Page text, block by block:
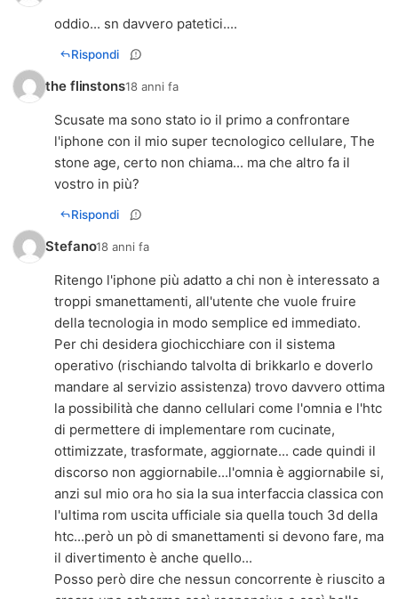
oddio... sn davvero patetici....
Rispondi
the flinstons18 anni fa
Scusate ma sono stato io il primo a confrontare
l'iphone con il mio super tecnologico cellulare, The
stone age, certo non chiama... ma che altro fa il
vostro in più?
Rispondi
Stefano18 anni fa
Ritengo l'iphone più adatto a chi non è interessato a
troppi smanettamenti, all'utente che vuole fruire
della tecnologia in modo semplice ed immediato.
Per chi desidera giochicchiare con il sistema
operativo (rischiando talvolta di brikkarlo e doverlo
mandare al servizio assistenza) trovo davvero ottima
la possibilità che danno cellulari come l'omnia e l'htc
di permettere di implementare rom cucinate,
ottimizzate, trasformate, aggiornate... cade quindi il
discorso non aggiornabile...l'omnia è aggiornabile si,
anzi sul mio ora ho sia la sua interfaccia classica con
l'ultima rom uscita ufficiale sia quella touch 3d della
htc...però un pò di smanettamenti si devono fare, ma
il divertimento è anche quello...
Posso però dire che nessun concorrente è riuscito a